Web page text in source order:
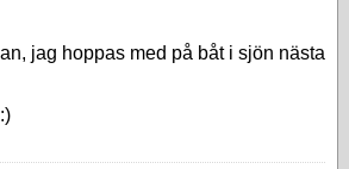
jag hoppas med på båt i sjön nästa